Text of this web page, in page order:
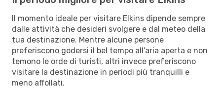
Il momento ideale per visitare Elkins dipende sempre
dalle attività che desideri svolgere e dal meteo della
tua destinazione. Mentre alcune persone
preferiscono godersi il bel tempo all’aria aperta e non
temono le orde di turisti, altri invece preferiscono
visitare la destinazione in periodi più tranquilli e
meno affollati.